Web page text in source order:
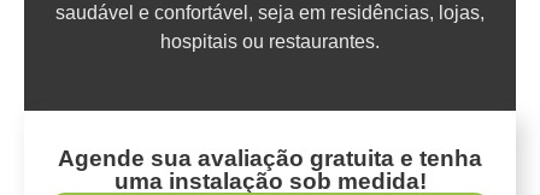
saudável e confortável, seja em residências, lojas,
hospitais ou restaurantes.
Agende sua avaliação gratuita e tenha
uma instalação sob medida!